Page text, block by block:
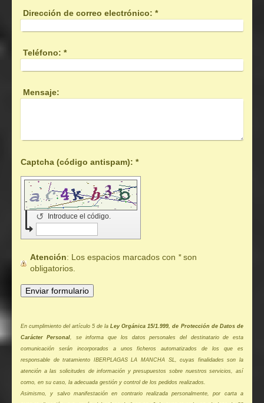
Dirección de correo electrónico: *
Teléfono: *
Mensaje:
Captcha (código antispam): *
Introduce el código.
↺
Atención : Los espacios marcados con *son
obligatorios.
En cumplimiento del artículo 5 de la Ley Orgánica 15/1.999, de Protección de Datos de
Carácter Personal , se informa que los datos personales del destinatario de esta
comunicación serán incorporados a unos ficheros automatizados de los que es
responsable de tratamiento IBERPLAGAS LA MANCHA SL, cuyas finalidades son la
atención a las solicitudes de información y presupuestos sobre nuestros servicios, así
como, en su caso, la adecuada gestión y control de los pedidos realizados.
Asimismo, y salvo manifestación en contrario realizada personalmente, por carta a